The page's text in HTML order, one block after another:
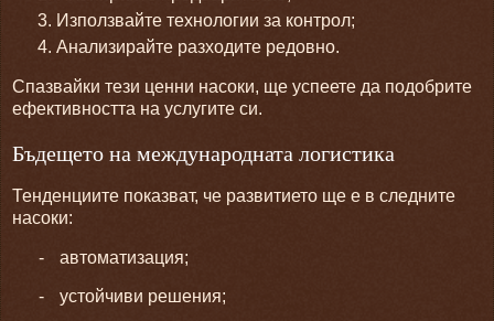
Използвайте технологии за контрол;
Анализирайте разходите редовно.
Спазвайки тези ценни насоки, ще успеете да подобрите
ефективността на услугите си.
Бъдещето на международната логистика
Тенденциите показват, че развитието ще е в следните
насоки:
- автоматизация;
- устойчиви решения;